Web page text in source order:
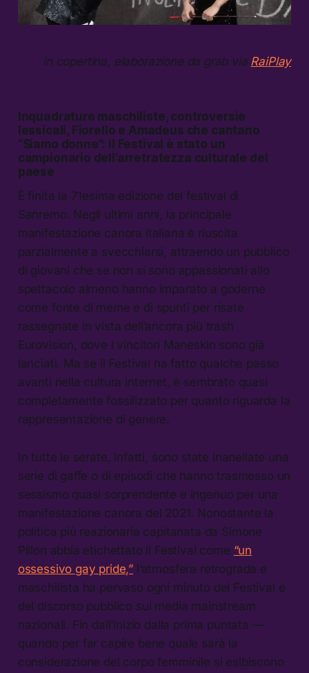
in copertina, elaborazione da grab via RaiPlay
Inquadrature maschiliste, controversie
lessicali, Fiorello e Amadeus che cantano
“Siamo donne”: il Festival è stato un
campionario dell’arretratezza culturale del
paese
È finita la 71esima edizione del festival di
Sanremo. Negli ultimi anni, la principale
manifestazione canora italiana è riuscita
parzialmente a svecchiarsi, attraendo un pubblico
di giovani che se non si sono appassionati allo
spettacolo almeno hanno imparato a goderne
come fonte di meme e di spunti per risate
rassegnate in vista dell’ancora più trash
Eurovision, dove i vincitori Maneskin sono già
lanciati. Ma se il Festival ha fatto qualche passo
avanti nella cultura internet, è sembrato quasi
completamente fossilizzato per quanto riguarda la
rappresentazione di genere.
In tutte le serate, infatti, sono state inanellate una
serie di gaffe o di episodi che hanno trasmesso un
sessismo quasi sorprendente e ingenuo per una
manifestazione canora del 2021. Nonostante la
politica più reazionaria capitanata da Simone
Pillon abbia etichettato il Festival come “un
ossessivo gay pride,” l’atmosfera retrograda e
maschilista ha pervaso ogni minuto del Festival e
del discorso pubblico sui media mainstream
nazionali. Fin dall’inizio dalla prima puntata —
quando per far capire bene quale sarà la
considerazione del corpo femminile si esibiscono